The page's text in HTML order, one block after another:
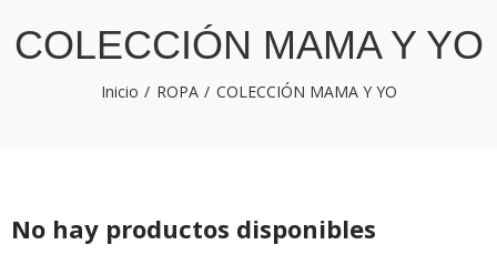
COLECCIÓN MAMA Y YO
Inicio ROPA COLECCIÓN MAMA Y YO
No hay productos disponibles